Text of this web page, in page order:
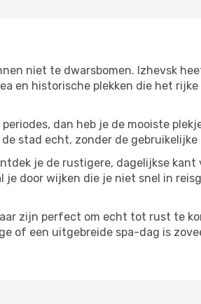
niet te dwarsbomen. Izhevsk
en historische plekken die het
dan heb je de mooiste
stad echt, zonder de gebruikelijke
je de rustigere, dagelijkse kant
je door wijken die je niet snel in
zijn perfect om echt tot rust te
of een uitgebreide spa-dag is